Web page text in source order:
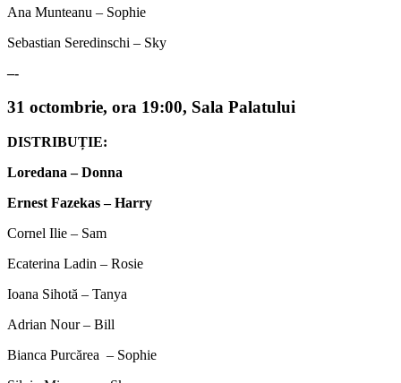
Ana Munteanu – Sophie
Sebastian Seredinschi – Sky
–-
31 octombrie, ora 19:00, Sala Palatului
DISTRIBUȚIE:
Loredana – Donna
Ernest Fazekas – Harry
Cornel Ilie – Sam
Ecaterina Ladin – Rosie
Ioana Sihotă – Tanya
Adrian Nour – Bill
Bianca Purcărea – Sophie